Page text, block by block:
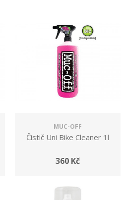
MUC-OFF
Čistič Uni Bike Cleaner 1l
360 Kč